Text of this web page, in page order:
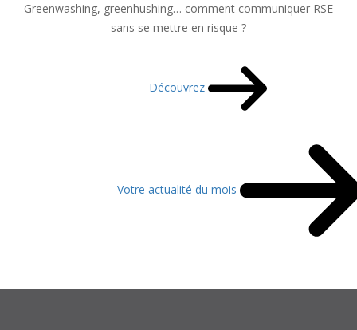
Greenwashing, greenhushing… comment communiquer RSE
sans se mettre en risque ?
Découvrez
Votre actualité du mois